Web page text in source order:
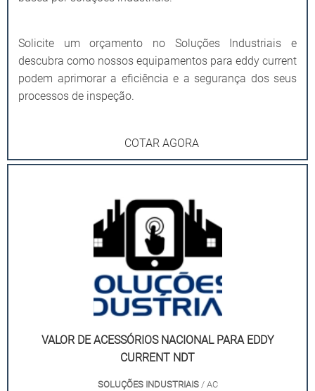
Solicite um orçamento no Soluções Industriais e
descubra como nossos equipamentos para eddy current
podem aprimorar a eficiência e a segurança dos seus
processos de inspeção.
COTAR AGORA
VALOR DE ACESSÓRIOS NACIONAL PARA EDDY
CURRENT NDT
SOLUÇÕES INDUSTRIAIS/ AC